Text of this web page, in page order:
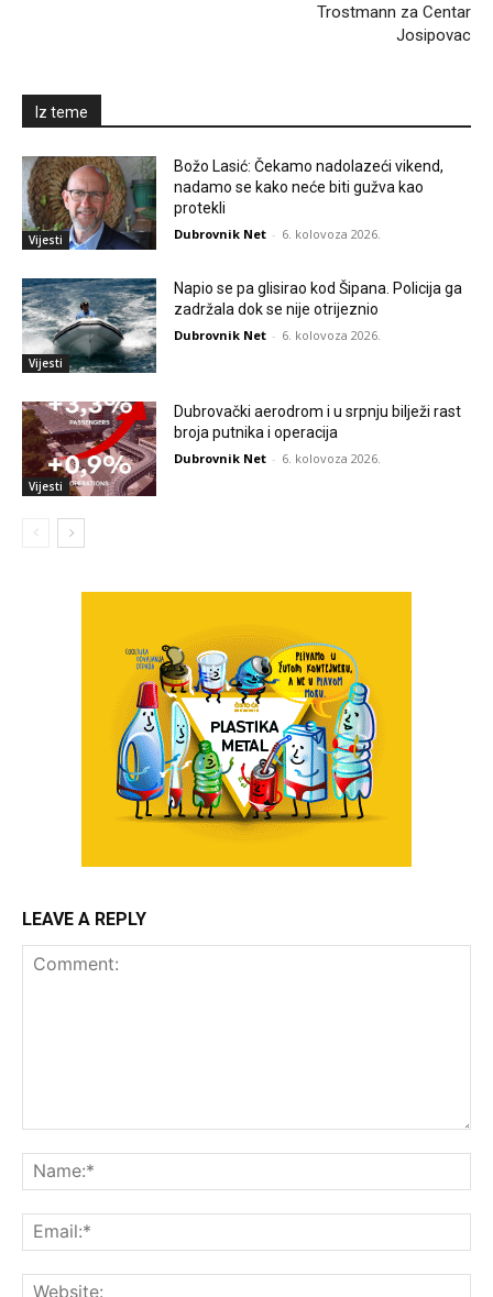
Trostmann za Centar
Josipovac
Iz teme
Vijesti
Božo Lasić: Čekamo nadolazeći vikend,
nadamo se kako neće biti gužva kao
protekli
Dubrovnik Net - 6. kolovoza 2026.
Vijesti
Napio se pa glisirao kod Šipana. Policija ga
zadržala dok se nije otrijeznio
Dubrovnik Net - 6. kolovoza 2026.
Vijesti
Dubrovački aerodrom i u srpnju bilježi rast
broja putnika i operacija
Dubrovnik Net - 6. kolovoza 2026.
LEAVE A REPLY